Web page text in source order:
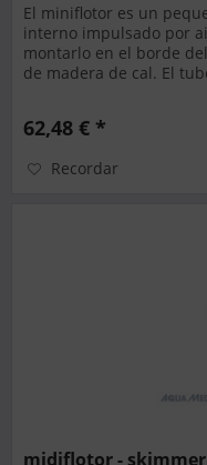
El miniflotor es un
interno impulsado por
montarlo en el borde
de madera de cal. El
62,48 € *
Recordar
midiflotor -